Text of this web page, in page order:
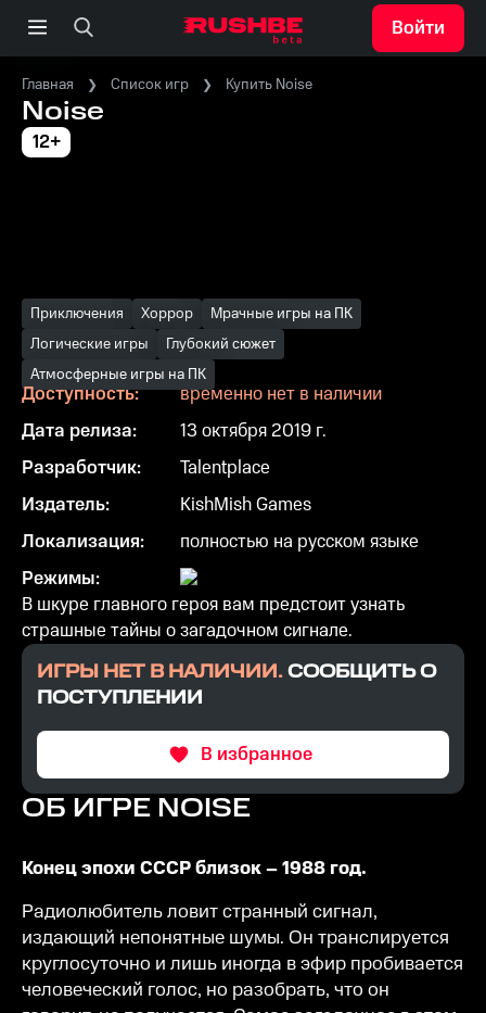
Войти
Главная Список игр Купить Noise
Noise
12+
Приключения Хоррор
Мрачные игры на ПК
Логические игры
Глубокий сюжет
Атмосферные игры на ПК
Доступность:
временно нет в наличии
Дата релиза:
13 октября 2019 г.
Разработчик:
Talentplace
Издатель:
KishMish Games
Локализация:
полностью на русском языке
Режимы:
В шкуре главного героя вам предстоит узнать
страшные тайны о загадочном сигнале.
ИГРЫ НЕТ В НАЛИЧИИ.СООБЩИТЬ О
ПОСТУПЛЕНИИ
В избранное
ОБ ИГРЕ NOISE
Конец эпохи СССР близок – 1988 год.
Радиолюбитель ловит странный сигнал,
издающий непонятные шумы. Он транслируется
круглосуточно и лишь иногда в эфир пробивается
человеческий голос, но разобрать, что он